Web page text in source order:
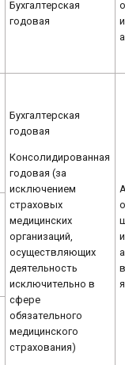
Бухгалтерская
годовая
Бухгалтерская
годовая
Консолидированная
годовая (за
исключением
страховых
медицинских
организаций,
осуществляющих
деятельность
исключительно в
сфере
обязательного
медицинского
страхования)